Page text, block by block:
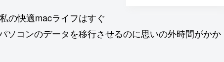
の快適macライフはすぐ
ソコンのデータを移行させるのに思いの外時間がかか